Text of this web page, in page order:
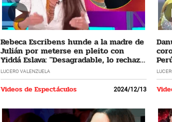
Rebeca Escribens hunde a la madre de
Julián por meterse en pleito con
Yiddá Eslava: "Desagradable, lo rechazo
profundamente"
LUCERO VALENZUELA
Videos de Espectáculos 2024/12/13